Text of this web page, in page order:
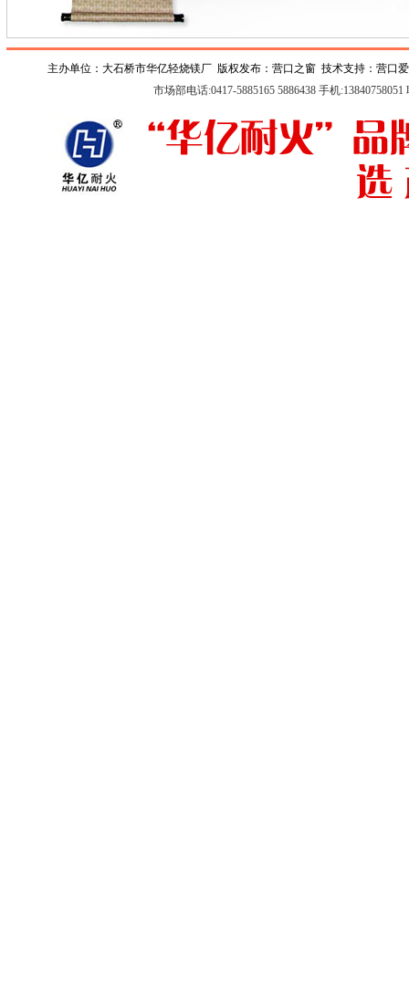
主办单位：大石桥市华亿轻烧镁厂 版权发布： 营口之窗 技术支持： 营口
市场部电话:0417-5885165 5886438 手机